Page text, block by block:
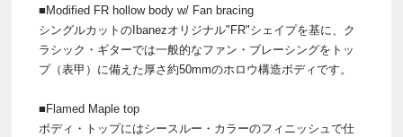
■Modified FR hollow body w/ Fan bracing
シングルカットのIbanezオリジナル"FR"シェイプを基に、ク
ラシック・ギターでは一般的なファン・ブレーシングをトッ
プ（表甲）に備えた厚さ約50mmのホロウ構造ボディです。
■Flamed Maple top
ボディ・トップにはシースルー・カラーのフィニッシュで仕